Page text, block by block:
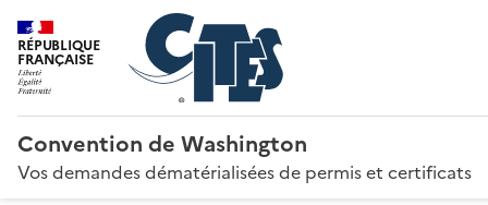
RÉPUBLIQUE
FRANÇAISE
Convention de Washington
Vos demandes dématérialisées de permis et certificats